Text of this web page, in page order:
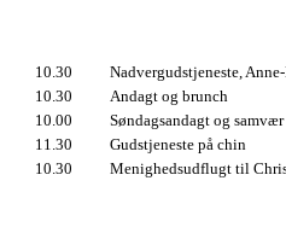
10.30
Nadvergudstjeneste,
10.30
Andagt og brunch
10.00
Søndagsandagt og samvær
11.30
Gudstjeneste på chin
10.30 Menighedsudflugt til